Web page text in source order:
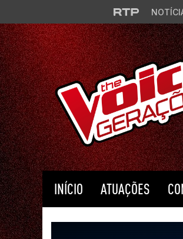
Saltar para o conteúdo principal
INÍCIO ATUAÇÕES